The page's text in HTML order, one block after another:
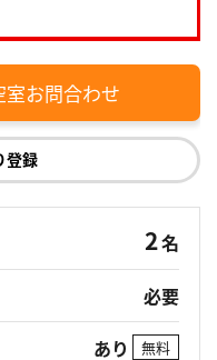
室お問合わせ
登録
2名
必要
あり
無料